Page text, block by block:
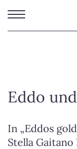
Direkt
zum
Inhalt
Eddo
In „Eddos
Stella